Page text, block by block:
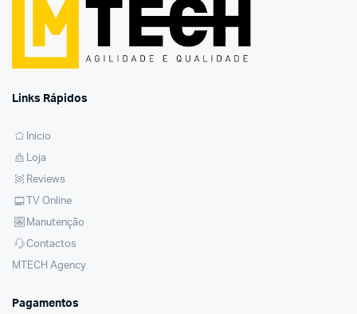
Links Rápidos
Inicio
Loja
Reviews
TV Online
Manutenção
Contactos
MTECH Agency
Pagamentos